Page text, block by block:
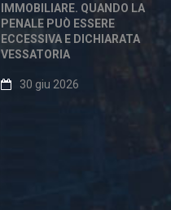
IMMOBILIARE. QUANDO LA
PENALE PUÒ ESSERE
ECCESSIVA E DICHIARATA
VESSATORIA
30 giu 2026